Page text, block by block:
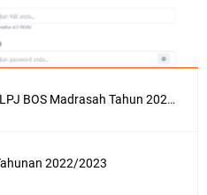
Aplikasi Microsoft Excel LPJ BOS Madrasah Tahun 2021/2022
2022/2023